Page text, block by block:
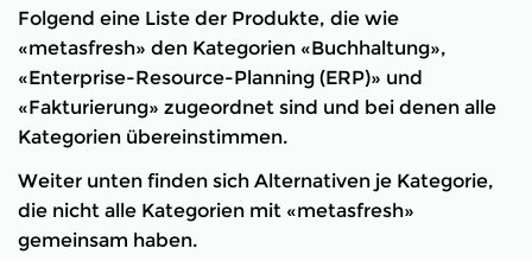
Folgend eine Liste der Produkte, die wie
«metasfresh» den Kategorien «Buchhaltung»,
«Enterprise-Resource-Planning (ERP)» und
«Fakturierung» zugeordnet sind und bei denen alle
Kategorien übereinstimmen.
Weiter unten finden sich Alternativen je Kategorie,
die nicht alle Kategorien mit «metasfresh»
gemeinsam haben.